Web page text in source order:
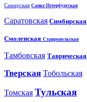
Самарская Санкт-Петербургская
Саратовская Симбирская
Смоленская Ставропольская
Тамбовская Таврическая
Тверская Тобольская
Томская Тульская